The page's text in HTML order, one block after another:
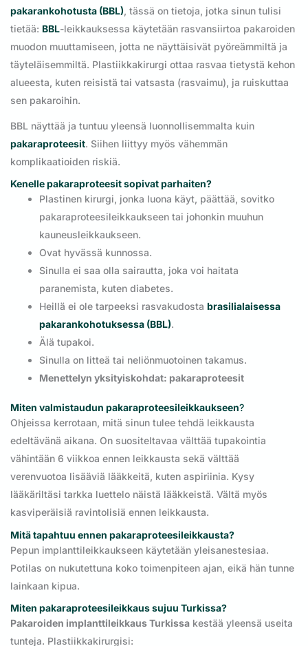
pakarankohotusta (BBL), tässä on tietoja, jotka sinun tulisi
tietää: BBL-leikkauksessa käytetään rasvansiirtoa pakaroiden
muodon muuttamiseen, jotta ne näyttäisivät pyöreämmiltä ja
täyteläisemmiltä. Plastiikkakirurgi ottaa rasvaa tietystä kehon
alueesta, kuten reisistä tai vatsasta (rasvaimu), ja ruiskuttaa
sen pakaroihin.
BBL näyttää ja tuntuu yleensä luonnollisemmalta kuin
pakaraproteesit. Siihen liittyy myös vähemmän
komplikaatioiden riskiä.
Kenelle pakaraproteesit sopivat parhaiten?
Plastinen kirurgi, jonka luona käyt, päättää, sovitko
pakaraproteesileikkaukseen tai johonkin muuhun
kauneusleikkaukseen.
Ovat hyvässä kunnossa.
Sinulla ei saa olla sairautta, joka voi haitata
paranemista, kuten diabetes.
Heillä ei ole tarpeeksi rasvakudosta brasilialaisessa
pakarankohotuksessa (BBL).
Älä tupakoi.
Sinulla on litteä tai neliönmuotoinen takamus.
Menettelyn yksityiskohdat: pakaraproteesit
Miten valmistaudun pakaraproteesileikkaukseen?
Ohjeissa kerrotaan, mitä sinun tulee tehdä leikkausta
edeltävänä aikana. On suositeltavaa välttää tupakointia
vähintään 6 viikkoa ennen leikkausta sekä välttää
verenvuotoa lisääviä lääkkeitä, kuten aspiriinia. Kysy
lääkäriltäsi tarkka luettelo näistä lääkkeistä. Vältä myös
kasviperäisiä ravintolisiä ennen leikkausta.
Mitä tapahtuu ennen pakaraproteesileikkausta?
Pepun implanttileikkaukseen käytetään yleisanestesiaa.
Potilas on nukutettuna koko toimenpiteen ajan, eikä hän tunne
lainkaan kipua.
Miten pakaraproteesileikkaus sujuu Turkissa?
Pakaroiden implanttileikkaus Turkissa kestää yleensä useita
tunteja. Plastiikkakirurgisi: